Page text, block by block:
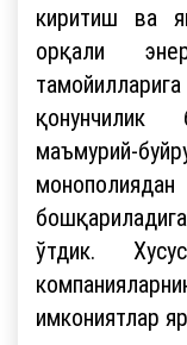
киритиш ва
орқали
қонунчилик
маъмурий-
ўтдик.
имкониятлар